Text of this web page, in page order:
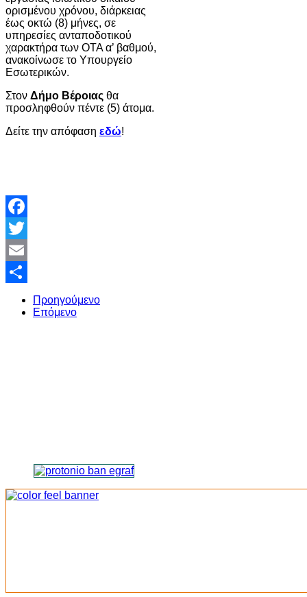
ορισμένου χρόνου, διάρκειας
έως οκτώ (8) μήνες, σε
υπηρεσίες ανταποδοτικού
χαρακτήρα των ΟΤΑ α’ βαθμού,
ανακοίνωσε το Υπουργείο
Εσωτερικών.
Στον Δήμο Βέροιας θα
προσληφθούν πέντε (5) άτομα.
Δείτε την απόφαση εδώ!
Facebook
Twitter
Email
Share
Προηγούμενο
Επόμενο